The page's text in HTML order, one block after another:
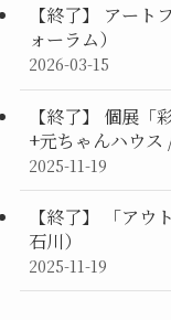
【終了】 アー
ォーラム）
2026-03-15
【終了】 個展
+元ちゃんハウス
2025-11-19
【終了】 「ア
石川）
2025-11-19